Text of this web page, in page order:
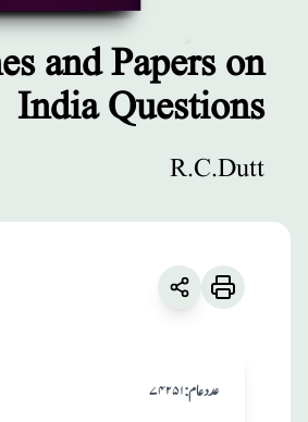
and Papers on
India Questions
R.C.Dutt
۷۴۲۵۱ :عدد عام